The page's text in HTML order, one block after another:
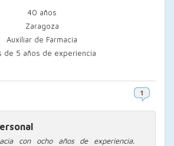
40 años
Zaragoza
Auxiliar de Farmacia
de 5 años de experiencia
con ocho años de experiencia.